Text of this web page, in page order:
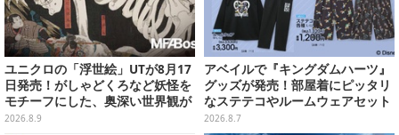
ユニクロの「浮世絵」UTが8月17
日発売！がしゃどくろなど妖怪を
モチーフにした、奥深い世界観が
最高にオシャレ
2026.8.9
アベイルで『キングダムハーツ』
グッズが発売！部屋着にピッタリ
なステテコやルームウェアセット
2026.8.7